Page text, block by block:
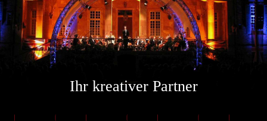
Ihr kreativer Partner